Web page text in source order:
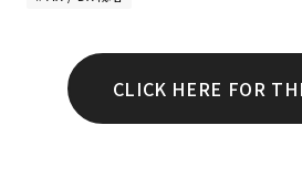
CLICK HERE FOR